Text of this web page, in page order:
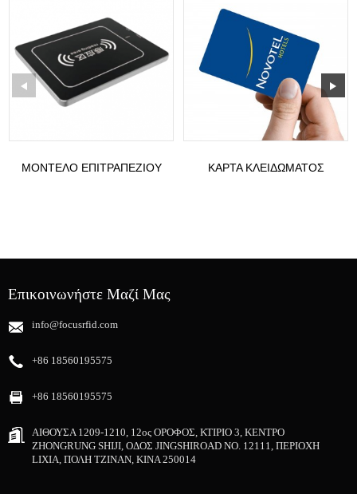
ΜΟΝΤΈΛΟ ΕΠΙΤΡΑΠΈΖΙΟΥ
ΚΆΡΤΑ ΚΛΕΙΔΏΜΑΤΟΣ
Επικοινωνήστε Μαζί Μας
info@focusrfid.com
+86 18560195575
+86 18560195575
ΑΙΘΟΥΣΑ 1209-1210, 12ος ΟΡΟΦΟΣ, ΚΤΙΡΙΟ 3, ΚΕΝΤΡΟ
ZHONGRUNG SHIJI, ΟΔΟΣ JINGSHIROAD NO. 12111, ΠΕΡΙΟΧΗ
LIXIA, ΠΟΛΗ ΤΖΙΝΑΝ, ΚΙΝΑ 250014